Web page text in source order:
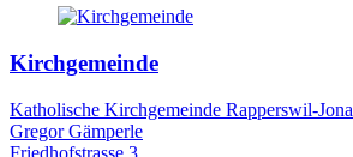
Kirchgemeinde
Katholische Kirchgemeinde Rapperswil-Jona
Gregor Gämperle
Friedhofstrasse 3